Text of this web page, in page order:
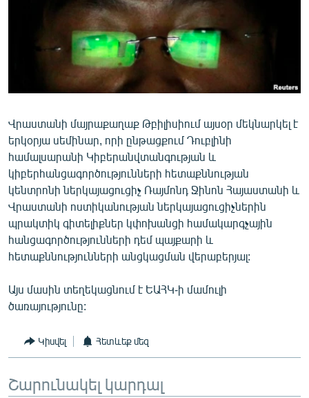
ՍՊՈՐՏ
ՄԵԿՆԱԲԱՆՈՒԹՅՈՒՆ
ԿՈՐՈՆԱՎԻՐՈՒՍ
ԱՐԽԻՎ
ՏԵՍԱՆՅՈՒԹԵՐ
ԲԱՆԱՎԵՃ
ՁԳՏԵԼՈՎ ԼԱՎԱԳՈՒՅՆԻՆ
ՓՈԴՔԱՍԹ
Հայերեն
English
Русский
Վրաստանի մայրաքաղաք Թբիլիսիում այսօր մեկնարկել է
երկօրյա սեմինար, որի ընթացքում Դուբլինի
համալսարանի Կիբերանվտանգության և
կիբերհանցագործությունների հետաքննության
կենտրոնի ներկայացուցիչ Ռայմոնդ Ջինոն Հայաստանի և
Վրաստանի ոստիկանության ներկայացուցիչներին
պրակտիկ գիտելիքներ կփոխանցի համակարգչային
հանցագործությունների դեմ պայքարի և
հետաքննությունների անցկացման վերաբերյալ:
Այս մասին տեղեկացնում է ԵԱՀԿ-ի մամուլի
ծառայությունը:
Կիսվել Հետևեք մեզ
Շարունակել կարդալ